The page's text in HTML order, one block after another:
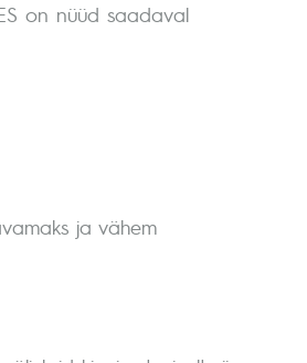
on nüüd saadaval
ja vähem